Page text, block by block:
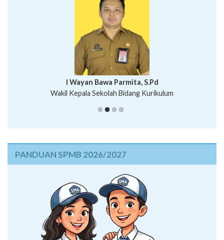
Putu Suhartana, S.Pd.
I Wayan Bawa Parmita, S.Pd
Wakil Kepala Sekolah Bidang Kurikulum
I Wayan Gede Aditya Pratita, S.Pd., M.Sn
Ni Wayan Nopi Sutantri, S.Pd.
PANDUAN SPMB 2026/2027